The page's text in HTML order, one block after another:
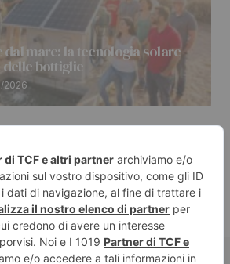
dal mare: la tecnologia solare
bottiglie
2026